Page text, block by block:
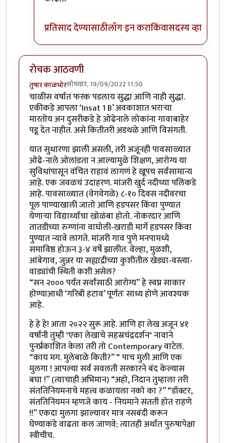
प्रतिसाद देण्यासाठीलॉग इन कराकिंवासदस्य व्हा
रोचक आठवणी
तुषार काळभोरसोमवार, 19/09/2022 11:50
चाळीस वर्षात फरक पडलाय सुद्धा आणि नाही सुद्धा.
एकीकडे आपला ‘Insat 1 B’ अवकाशात भराऱ्या
मारतोय अन दुसरीकडे हे ओढेनाले लोकांना गावाबाहेर
पडू देत नाहीत. असे कितीतरी अडथळे आणि विसंगती.
यात सुधारणा झाली असली, तरी अजूनही पावसाळ्यात
ओढे-नाले ओलांडता न आल्यामुळे शिक्षण, आरोग्य या
सुविधांपासून वंचित राहावं लागणं हे खूपच सर्वसामान्य
आहे. एक जवळचं उदाहरण. मांजरी खुर्द नदीच्या पलिकडे
आहे. पावसाळ्यात (वेगवेगळे) ८-१० दिवस नदीवरचा
पूल पाण्याखाली जातो आणि हडपसर किंवा पुण्यात
येणार्‍या विद्यार्थ्यांचा खोळंबा होतो. नोकरदार आणि
तातडीच्या रुग्णांना वाघोली-खराडी मार्गे हडपसर किंवा
पुण्यात न्यावे लागते. मांजरी गाव पुणे मनपामध्ये
समाविष्ठ होऊन ३-४ वर्षे झालीत. वेल्हा, मुळशी,
आंबेगाव, जुन्नर या सह्याद्रीच्या कुशीतील खेड्या-वस्त्या-
वाड्यांची स्थिती कशी असेल?
“सन २००० पर्यंत सर्वांसाठी आरोग्य” हे स्वप्न साकार
होण्याआधी ‘गरिबी हटाव’ पूर्णतः साध्य होणे आवश्यक
आहे.
हे हे हे! आता २०२२ सुरू आहे. आणि हा लेख अजून ४१
वर्षांनी तुम्ही "एका लेखाचे सहस्रचंद्रदर्शन" नावाने
पुनर्प्रकाशित केला तरी तो Contemporary वाटेल.
“काय मग. मुलेबाळे किती?” “ पाच मुली आणि एक
मुलगा ! आपल्या सर्व सवलती सरकारने बंद केल्यास
बघा !” (त्याचाही अभिमान) “अहो, निदान तुम्हाला तरी
संततिनियमनाचे महत्त्व कळायला नको का ?” “डॉक्टर,
संततिनियमन म्हणजे काय - नियमाने संतती होत राहणे
!!” एकदा मुलगा झाल्यावर मात्र नसबंदी करून
घेण्याकडे वाढता कल जाणवे; त्यातही अर्थात पुरुषापेक्षा
स्त्रीचीच.